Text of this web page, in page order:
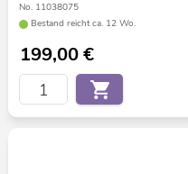
No. 11038075
Bestand reicht ca. 12 Wo.
199,00€